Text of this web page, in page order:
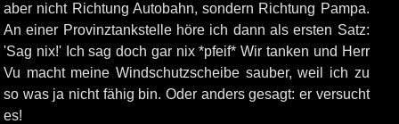
aber nicht Richtung Autobahn, sondern Richtung Pampa.
An einer Provinztankstelle höre ich dann als ersten Satz:
'Sag nix!' Ich sag doch gar nix *pfeif* Wir tanken und Herr
Vu macht meine Windschutzscheibe sauber, weil ich zu
so was ja nicht fähig bin. Oder anders gesagt: er versucht
es!